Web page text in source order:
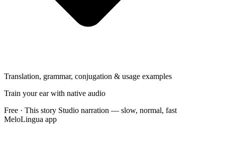
Translation, grammar, conjugation & usage examples
Train your ear with native audio
Free · This story Studio narration — slow, normal, fast
MeloLingua app